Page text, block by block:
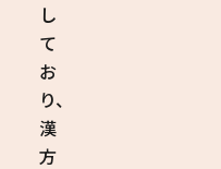
し
て
お
り、
漢
方